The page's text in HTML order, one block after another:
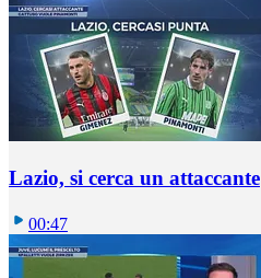
Lazio, si cerca un attaccante
00:47